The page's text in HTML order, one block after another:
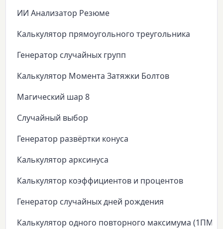
ИИ Анализатор Резюме
Калькулятор прямоугольного треугольника
Генератор случайных групп
Калькулятор Момента Затяжки Болтов
Магический шар 8
Случайный выбор
Генератор развёртки конуса
Калькулятор арксинуса
Калькулятор коэффициентов и процентов
Генератор случайных дней рождения
Калькулятор одного повторного максимума (1ПМ)